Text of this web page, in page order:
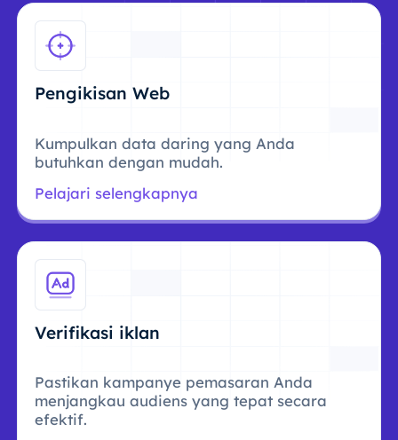
Pengikisan Web
Kumpulkan data daring yang Anda
butuhkan dengan mudah.
Pelajari selengkapnya
Verifikasi iklan
Pastikan kampanye pemasaran Anda
menjangkau audiens yang tepat secara
efektif.